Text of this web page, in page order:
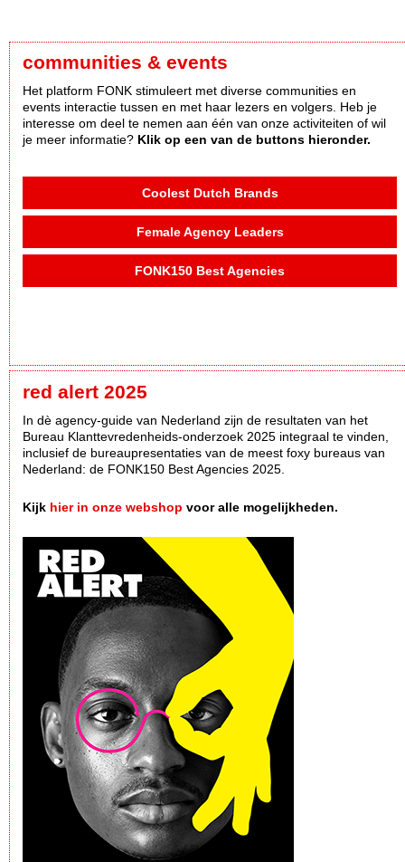
communities & events
Het platform FONK stimuleert met diverse communities en
events interactie tussen en met haar lezers en volgers. Heb je
interesse om deel te nemen aan één van onze activiteiten of wil
je meer informatie? Klik op een van de buttons hieronder.
Coolest Dutch Brands
Female Agency Leaders
FONK150 Best Agencies
red alert 2025
In dè agency-guide van Nederland zijn de resultaten van het
Bureau Klanttevredenheids-onderzoek 2025 integraal te vinden,
inclusief de bureaupresentaties van de meest foxy bureaus van
Nederland: de FONK150 Best Agencies 2025.
Kijk hier in onze webshop voor alle mogelijkheden.